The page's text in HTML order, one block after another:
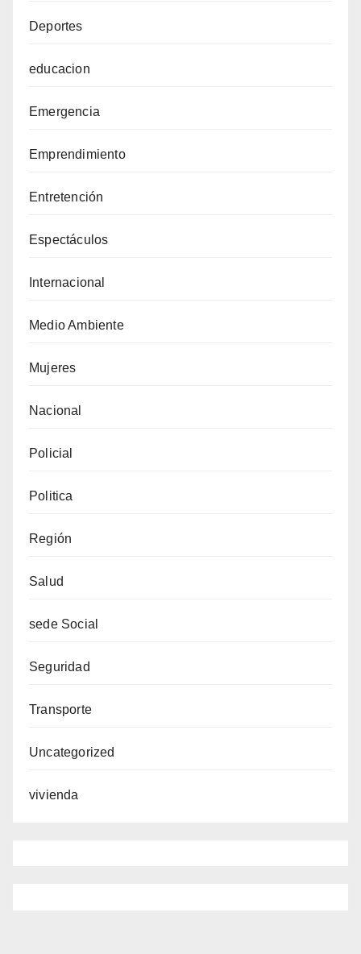
Deportes
educacion
Emergencia
Emprendimiento
Entretención
Espectáculos
Internacional
Medio Ambiente
Mujeres
Nacional
Policial
Politica
Región
Salud
sede Social
Seguridad
Transporte
Uncategorized
vivienda